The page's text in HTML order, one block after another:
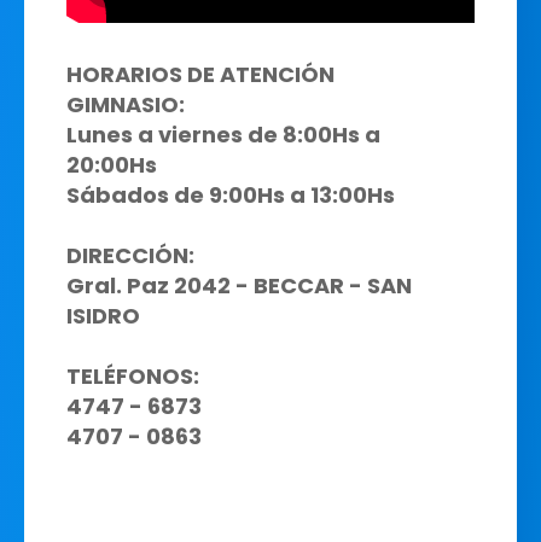
HORARIOS DE ATENCIÓN
GIMNASIO:
Lunes a viernes de 8:00Hs a
20:00Hs
Sábados de 9:00Hs a 13:00Hs
DIRECCIÓN:
Gral. Paz 2042 - BECCAR - SAN
ISIDRO
TELÉFONOS:
4747 - 6873
4707 - 0863